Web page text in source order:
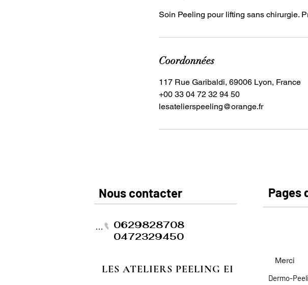
Soin Peeling pour lifting sans chirurgie.
Coordonnées
117 Rue Garibaldi, 69006 Lyon, France
+00 33 04 72 32 94 50
lesatelierspeeling@orange.fr
​​​Nous contacter Pages
Phone 0629828708
0472329450
LES ATELIERS PEELING EI
Merci
Dermo-